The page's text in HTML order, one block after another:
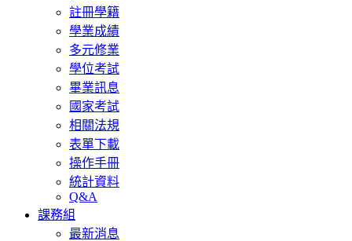
註冊學籍
學業成績
多元修業
學位考試
畢業訊息
國家考試
相關法規
表單下載
操作手冊
統計資料
Q&A
課務組
最新消息